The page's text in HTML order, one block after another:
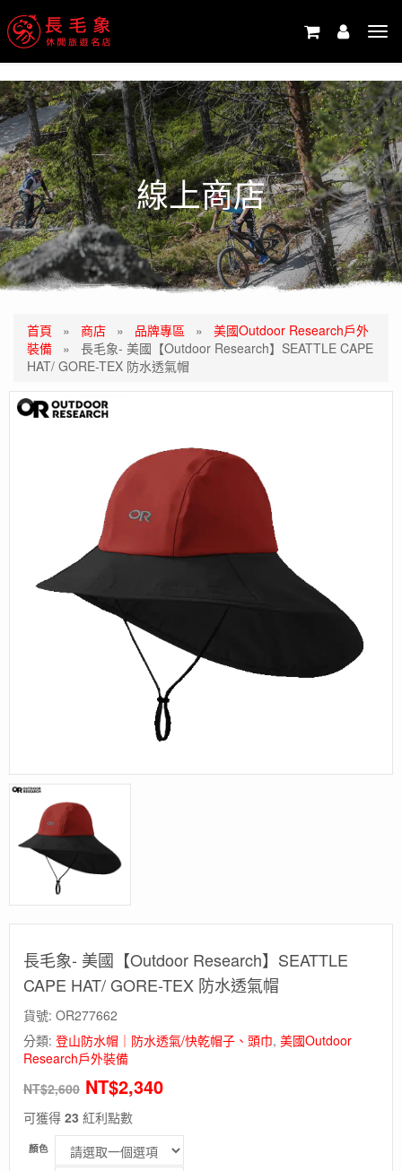
線上商店
首頁 » 商店 » 品牌專區 » 美國Outdoor Research戶外
裝備 » 長毛象- 美國【Outdoor Research】SEATTLE CAPE
HAT/ GORE-TEX 防水透氣帽
長毛象- 美國【Outdoor Research】SEATTLE
CAPE HAT/ GORE-TEX 防水透氣帽
貨號: OR277662
分類: 登山防水帽｜防水透氣/快乾帽子、頭巾, 美國Outdoor
Research戶外裝備
NT$2,600 NT$2,340
可獲得 23 紅利點數
顏色